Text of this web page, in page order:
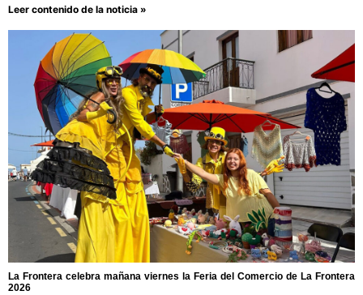
Leer contenido de la noticia »
La Frontera celebra mañana viernes la Feria del Comercio de La Frontera
2026